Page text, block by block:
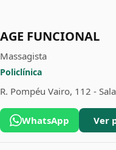
AGE FUNCIONAL
Massagista
Policlínica
R. Pompéu Vairo, 112 -
WhatsApp Ver